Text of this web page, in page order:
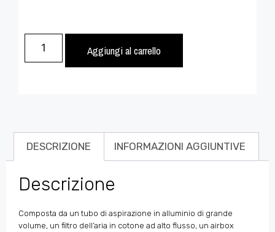
Aggiungi al carrello
DESCRIZIONE INFORMAZIONI AGGIUNTIVE
Descrizione
Composta da un tubo di aspirazione in alluminio di grande
volume, un filtro dell’aria in cotone ad alto flusso, un airbox